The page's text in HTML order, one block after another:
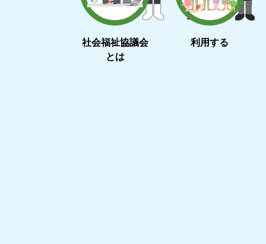
社会福祉協議会
とは
利用する